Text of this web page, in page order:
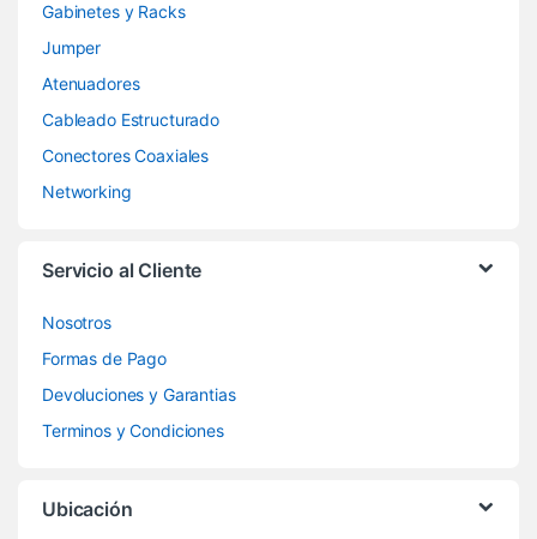
Gabinetes y Racks
Jumper
Atenuadores
Cableado Estructurado
Conectores Coaxiales
Networking
Servicio al Cliente
Nosotros
Formas de Pago
Devoluciones y Garantias
Terminos y Condiciones
Ubicación